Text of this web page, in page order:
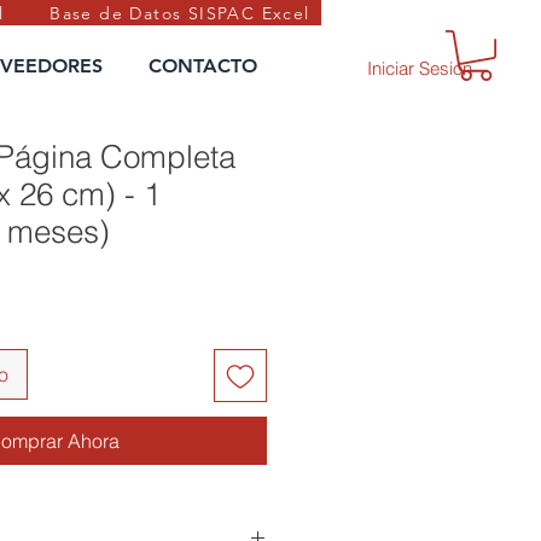
Base de Datos SISPAC Excel
CONTACTO Iniciar Sesión
Completa
26 cm) - 1
Ahora